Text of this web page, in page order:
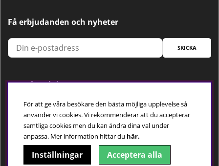
Få erbjudanden och nyheter
SKICKA
Trygg betalning
Följ oss
För att ge våra besökare den bästa möjliga upplevelse så
använder vi cookies. Vi rekommenderar att du accepterar
samtliga cookies men du kan ändra dina val under
anpassa. Mer information hittar du här.
Inställningar Acceptera alla